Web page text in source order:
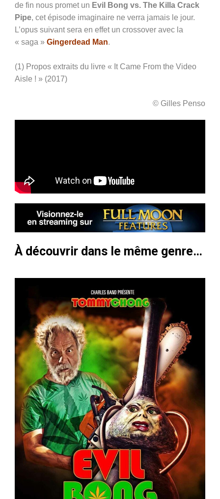
de fin nous promet un Evil Bong vs. The Killa Crack
Pipe, cet épisode imaginaire ne verra jamais le jour.
L’opus suivant sera en effet un crossover avec la
« saga » Gingerdead Man.
(1) Propos extraits du livre « It Came From the Video
Aisle ! » (2017)
© Gilles Penso
À découvrir dans le même genre…